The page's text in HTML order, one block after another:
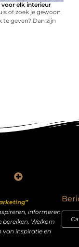
voor elk interieur
of zoek je gewoon
te geven? Dan zijn
informeren
bereiken. Welkom
van inspiratie en